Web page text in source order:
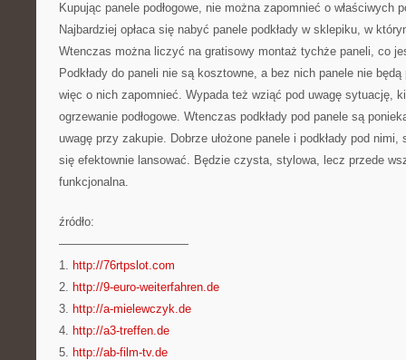
Kupując panele podłogowe, nie można zapomnieć o właściwych
Najbardziej opłaca się nabyć panele podkłady w sklepiku, w
Wtenczas można liczyć na gratisowy montaż tychże paneli, co
Podkłady do paneli nie są kosztowne, a bez nich panele nie
więc o nich zapomnieć. Wypada też wziąć pod uwagę sytuację,
ogrzewanie podłogowe. Wtenczas podkłady pod panele są
uwagę przy zakupie. Dobrze ułożone panele i podkłady pod nimi,
się efektownie lansować. Będzie czysta, stylowa, lecz przede
funkcjonalna.
źródło:
———————————
1. http://76rtpslot.com
2. http://9-euro-weiterfahren.de
3. http://a-mielewczyk.de
4. http://a3-treffen.de
5. http://ab-film-tv.de